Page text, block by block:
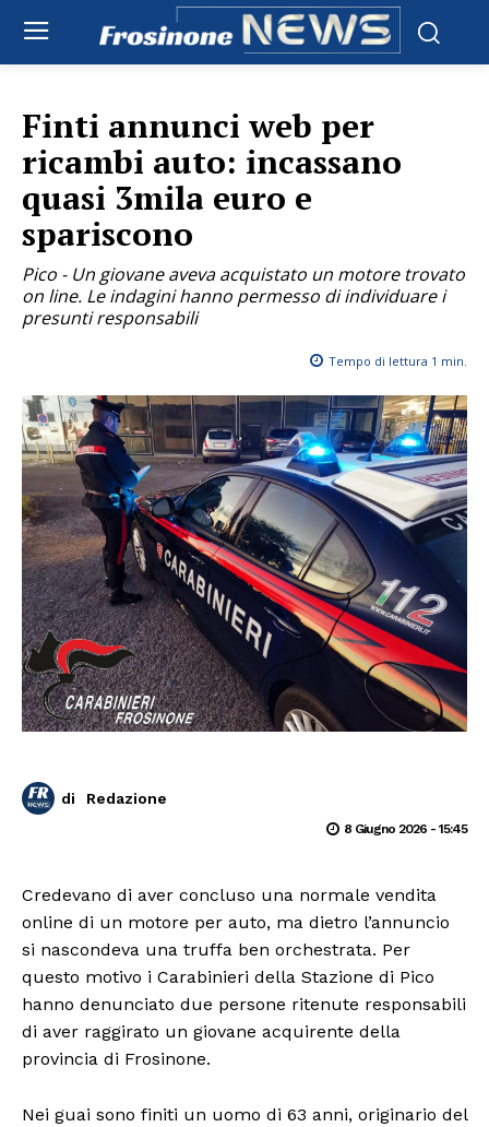
Finti annunci web per
ricambi auto: incassano
quasi 3mila euro e
spariscono
Pico - Un giovane aveva acquistato un motore trovato
on line. Le indagini hanno permesso di individuare i
presunti responsabili
Tempo di lettura 1 min.
di Redazione
8 Giugno 2026 - 15:45
Credevano di aver concluso una normale vendita
online di un motore per auto, ma dietro l’annuncio
si nascondeva una truffa ben orchestrata. Per
questo motivo i Carabinieri della Stazione di Pico
hanno denunciato due persone ritenute responsabili
di aver raggirato un giovane acquirente della
provincia di Frosinone.
Nei guai sono finiti un uomo di 63 anni, originario del